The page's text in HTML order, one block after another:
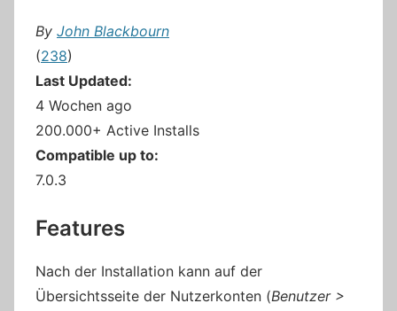
By John Blackbourn
(238)
Last Updated:
4 Wochen ago
200.000+ Active Installs
Compatible up to:
7.0.3
Features
Nach der Installation kann auf der
Übersichtsseite der Nutzerkonten (Benutzer >